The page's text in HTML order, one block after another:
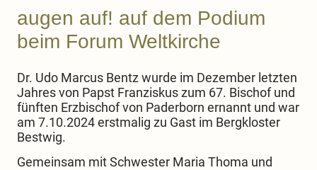
augen auf! auf dem Podium
beim Forum Weltkirche
Dr. Udo Marcus Bentz wurde im Dezember letzten
Jahres von Papst Franziskus zum 67. Bischof und
fünften Erzbischof von Paderborn ernannt und war
am 7.10.2024 erstmalig zu Gast im Bergkloster
Bestwig.
Gemeinsam mit Schwester Maria Thoma und